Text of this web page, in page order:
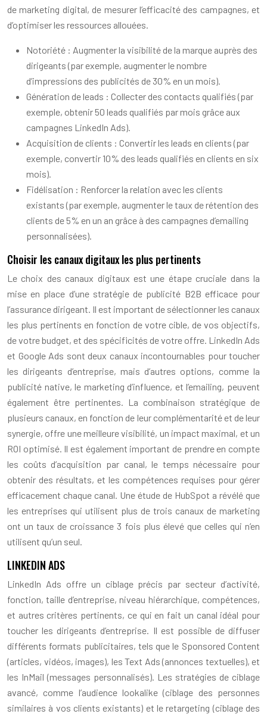
de marketing digital, de mesurer l’efficacité des campagnes, et
d’optimiser les ressources allouées.
Notoriété : Augmenter la visibilité de la marque auprès des
dirigeants (par exemple, augmenter le nombre
d’impressions des publicités de 30% en un mois).
Génération de leads : Collecter des contacts qualifiés (par
exemple, obtenir 50 leads qualifiés par mois grâce aux
campagnes LinkedIn Ads).
Acquisition de clients : Convertir les leads en clients (par
exemple, convertir 10% des leads qualifiés en clients en six
mois).
Fidélisation : Renforcer la relation avec les clients
existants (par exemple, augmenter le taux de rétention des
clients de 5% en un an grâce à des campagnes d’emailing
personnalisées).
Choisir les canaux digitaux les plus pertinents
Le choix des canaux digitaux est une étape cruciale dans la
mise en place d’une stratégie de publicité B2B efficace pour
l’assurance dirigeant. Il est important de sélectionner les canaux
les plus pertinents en fonction de votre cible, de vos objectifs,
de votre budget, et des spécificités de votre offre. LinkedIn Ads
et Google Ads sont deux canaux incontournables pour toucher
les dirigeants d’entreprise, mais d’autres options, comme la
publicité native, le marketing d’influence, et l’emailing, peuvent
également être pertinentes. La combinaison stratégique de
plusieurs canaux, en fonction de leur complémentarité et de leur
synergie, offre une meilleure visibilité, un impact maximal, et un
ROI optimisé. Il est également important de prendre en compte
les coûts d’acquisition par canal, le temps nécessaire pour
obtenir des résultats, et les compétences requises pour gérer
efficacement chaque canal. Une étude de HubSpot a révélé que
les entreprises qui utilisent plus de trois canaux de marketing
ont un taux de croissance 3 fois plus élevé que celles qui n’en
utilisent qu’un seul.
LINKEDIN ADS
LinkedIn Ads offre un ciblage précis par secteur d’activité,
fonction, taille d’entreprise, niveau hiérarchique, compétences,
et autres critères pertinents, ce qui en fait un canal idéal pour
toucher les dirigeants d’entreprise. Il est possible de diffuser
différents formats publicitaires, tels que le Sponsored Content
(articles, vidéos, images), les Text Ads (annonces textuelles), et
les InMail (messages personnalisés). Les stratégies de ciblage
avancé, comme l’audience lookalike (ciblage des personnes
similaires à vos clients existants) et le retargeting (ciblage des